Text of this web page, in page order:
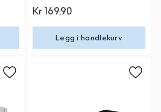
Kr 169,90
Legg i handlekurv